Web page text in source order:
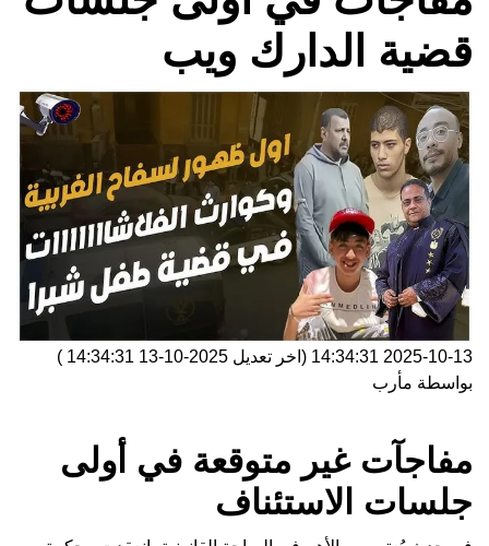
قضية الدارك ويب
2025-10-13 14:34:31 (اخر تعديل 2025-10-13 14:34:31
)
بواسطة مأرب
مفاجآت غير متوقعة في أولى
جلسات الاستئناف